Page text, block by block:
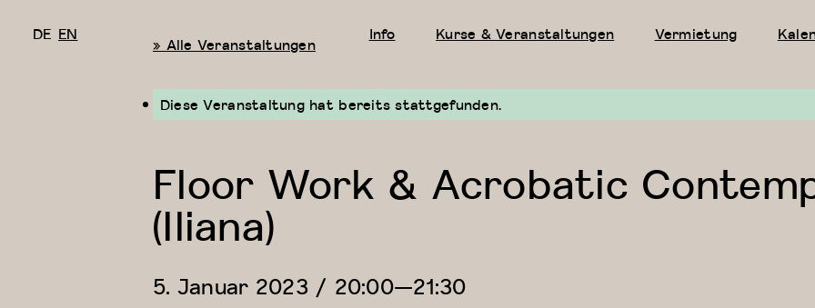
Info Kurse & Veranstaltungen Vermietung
DE EN « Alle Veranstaltungen
Diese Veranstaltung hat bereits stattgefunden.
Floor Work & Acrobatic
(Iliana)
5. Januar 2023 / 20:00—21:30